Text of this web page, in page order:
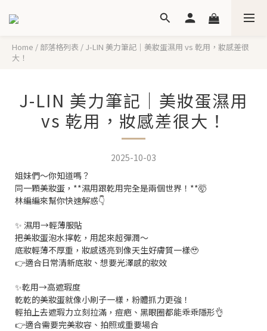
Home / 部落格列表 / J-LIN 美力筆記｜美妝蛋濕用 vs 乾用，妝感差很
大！
J-LIN 美力筆記｜美妝蛋濕用
vs 乾用，妝感差很大！
2025-10-03
姐妹們～你知道嗎？
同一顆美妝蛋，**濕用跟乾用完全是兩個世界！**🤯
林編編來幫你快速解惑👇
✨ 濕用→輕薄服貼
把美妝蛋泡水擰乾，用起來超彈潤～
底妝輕薄不厚重，妝感透亮到像天生好膚質一樣🥹
👉適合日常清新底妝、想要光澤感的妝效
✨乾用→高遮瑕度
乾乾的美妝蛋就像小刷子一樣，粉體抓力更強！
輕拍上去遮瑕力立刻拉滿，痘疤、黑眼圈都能乖乖隱形👌
👉適合需要完美妝容、拍照或重要場合